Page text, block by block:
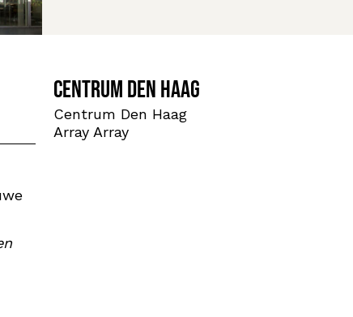
Centrum Den Haag
Centrum Den Haag
Array Array